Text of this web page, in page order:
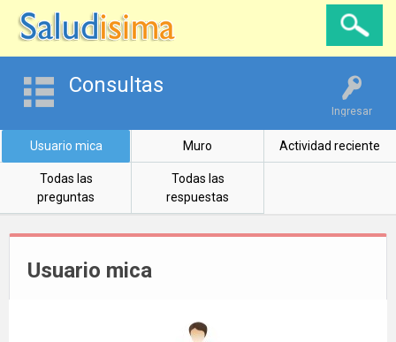
Ingresar
Consultas
Usuario mica Muro Actividad reciente
Todas las
preguntas
Todas las
respuestas
Usuario mica